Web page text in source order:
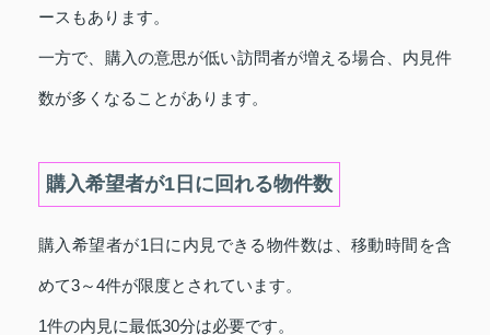
ースもあります。
一方で、購入の意思が低い訪問者が増える場合、内見件
数が多くなることがあります。
購入希望者が1日に回れる物件数
購入希望者が1日に内見できる物件数は、移動時間を含
めて3～4件が限度とされています。
1件の内見に最低30分は必要です。